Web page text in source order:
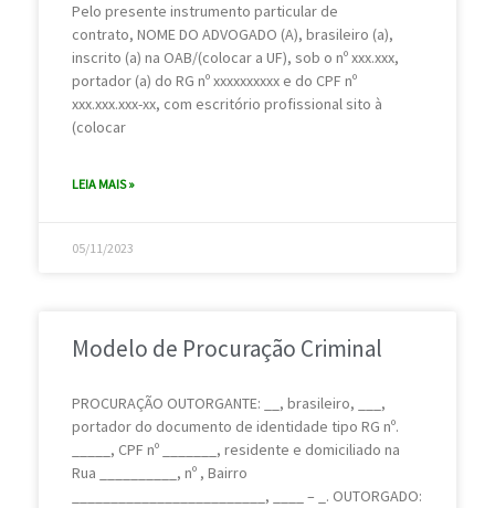
Pelo presente instrumento particular de
contrato, NOME DO ADVOGADO (A), brasileiro (a),
inscrito (a) na OAB/(colocar a UF), sob o nº xxx.xxx,
portador (a) do RG nº xxxxxxxxxx e do CPF nº
xxx.xxx.xxx-xx, com escritório profissional sito à
(colocar
LEIA MAIS »
05/11/2023
Modelo de Procuração Criminal
PROCURAÇÃO OUTORGANTE: __, brasileiro, ___,
portador do documento de identidade tipo RG nº.
_____, CPF nº _______, residente e domiciliado na
Rua __________, nº , Bairro
_________________________, ____ – _. OUTORGADO: